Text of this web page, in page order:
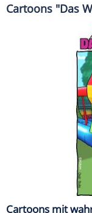
Cartoons "Das
Cartoons mit